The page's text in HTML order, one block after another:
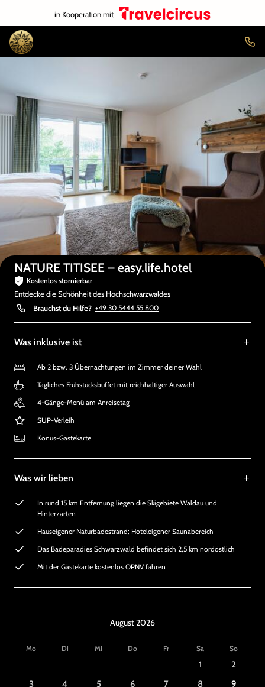
in Kooperation mit
Auf der Karte anzeigen
NATURE TITISEE – easy.life.hotel
Kostenlos stornierbar
Entdecke die Schönheit des Hochschwarzwaldes
Brauchst du Hilfe? +49 30 5444 55 800
Was inklusive ist
Ab 2 bzw. 3 Übernachtungen im Zimmer deiner Wahl
Tägliches Frühstücksbuffet mit reichhaltiger Auswahl
4-Gänge-Menü am Anreisetag
SUP-Verleih
Konus-Gästekarte
Was wir lieben
In rund 15 km Entfernung liegen die Skigebiete Waldau und
Hinterzarten
Hauseigener Naturbadestrand; Hoteleigener Saunabereich
Das Badeparadies Schwarzwald befindet sich 2,5 km nordöstlich
Mit der Gästekarte kostenlos ÖPNV fahren
August 2026
Mo Di Mi Do Fr Sa So
1
2
3
4 5 6 7 8
9